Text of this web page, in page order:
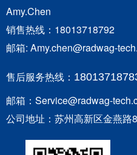
Amy.Chen
销售热线：18013718792
邮箱: Amy.chen@radwag-
售后服务热线：
邮箱：Service@radwag-
公司地址：苏州高新区金燕